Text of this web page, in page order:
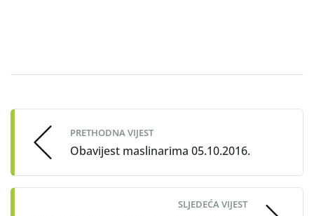
navigation
PRETHODNA VIJEST
Obavijest maslinarima 05.10.2016.
SLJEDEĆA VIJEST